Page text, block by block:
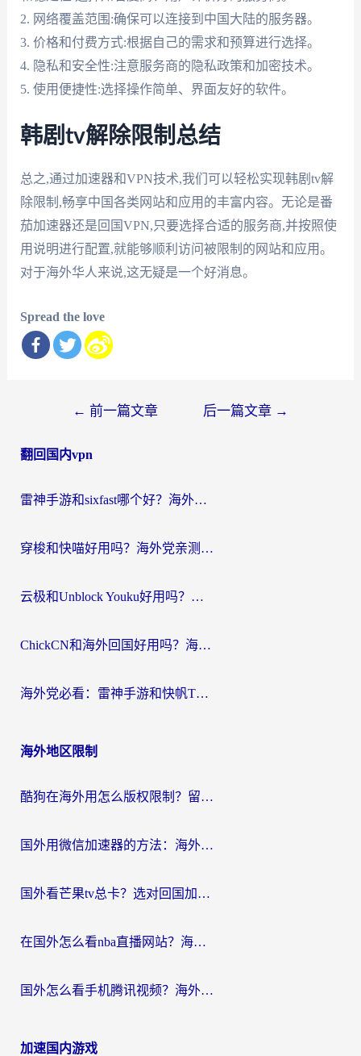
2. 网络覆盖范围:确保可以连接到中国大陆的服务器。
3. 价格和付费方式:根据自己的需求和预算进行选择。
4. 隐私和安全性:注意服务商的隐私政策和加密技术。
5. 使用便捷性:选择操作简单、界面友好的软件。
韩剧tv解除限制总结
总之,通过加速器和VPN技术,我们可以轻松实现韩剧tv解
除限制,畅享中国各类网站和应用的丰富内容。无论是番
茄加速器还是回国VPN,只要选择合适的服务商,并按照使
用说明进行配置,就能够顺利访问被限制的网站和应用。
对于海外华人来说,这无疑是一个好消息。
Spread the love
导
← 前一篇文章 后一篇文章 →
翻回国内vpn
雷神手游和sixfast哪个好？海外党亲测3款回国加速器，教你选对不踩坑
穿梭和快喵好用吗？海外党亲测：小众加速器对比+番茄加速器深度体验
云极和Unblock Youku好用吗？海外党亲测+2026回国加速器避坑指南
ChickCN和海外回国好用吗？海外党2026亲测：从手游到影音，选对加速器的3个关键
海外党必看：雷神手游和快帆TV版好用吗？3步选对回国加速器不踩坑
海外地区限制
酷狗在海外用怎么版权限制？留学生亲测：3步解决听国内音乐难题
国外用微信加速器的方法：海外党无缝连接国内生活的实用指南
国外看芒果tv总卡？选对回国加速器，轻松追《浪姐》不费劲
在国外怎么看nba直播网站？海外党专属体育观赛指南，告别地区限制！
国外怎么看手机腾讯视频？海外党亲测有效的追剧加速器选择指南
加速国内游戏